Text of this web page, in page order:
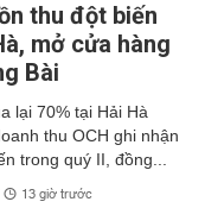
thu đột biến
mở cửa hàng
Bài
lại 70% tại Hải Hà
thu OCH ghi nhận
trong quý II, đồng...
13 giờ trước